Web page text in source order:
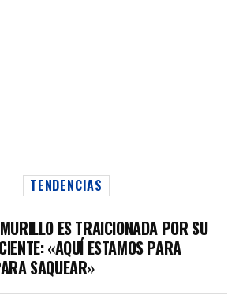
TENDENCIAS
ES TRAICIONADA POR SU
«AQUÍ ESTAMOS PARA
SAQUEAR»